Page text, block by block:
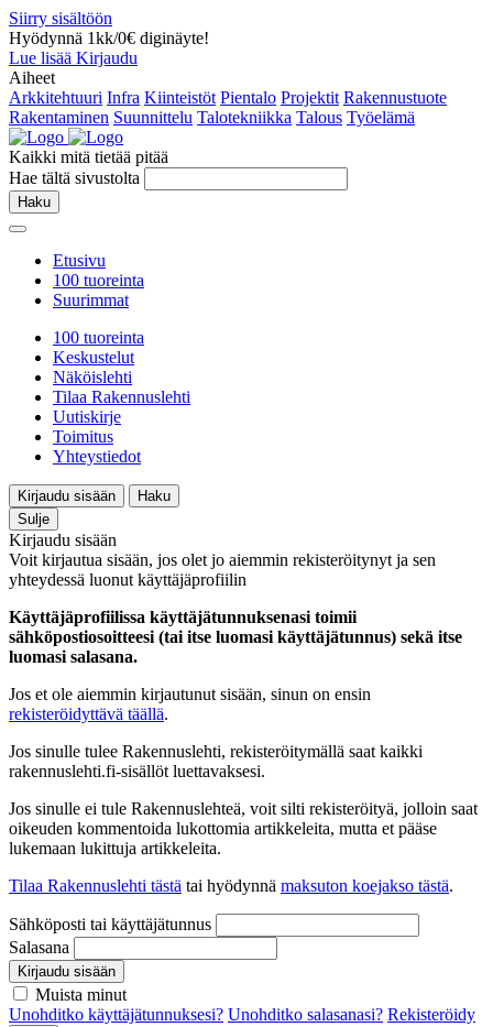
Siirry sisältöön
Hyödynnä 1kk/0€ diginäyte!
Lue lisää Kirjaudu
Aiheet
Arkkitehtuuri Infra Kiinteistöt Pientalo Projektit Rakennustuote
Rakentaminen Suunnittelu Talotekniikka Talous Työelämä
Kaikki mitä tietää pitää
Hae tältä sivustolta
Haku
Etusivu
100 tuoreinta
Suurimmat
100 tuoreinta
Keskustelut
Näköislehti
Tilaa Rakennuslehti
Uutiskirje
Toimitus
Yhteystiedot
Kirjaudu sisään
Haku
Sulje
Kirjaudu sisään
Voit kirjautua sisään, jos olet jo aiemmin rekisteröitynyt ja sen
yhteydessä luonut käyttäjäprofiilin
Käyttäjäprofiilissa käyttäjätunnuksenasi toimii
sähköpostiosoitteesi (tai itse luomasi käyttäjätunnus) sekä itse
luomasi salasana.
Jos et ole aiemmin kirjautunut sisään, sinun on ensin
rekisteröidyttävä täällä.
Jos sinulle tulee Rakennuslehti, rekisteröitymällä saat kaikki
rakennuslehti.fi-sisällöt luettavaksesi.
Jos sinulle ei tule Rakennuslehteä, voit silti rekisteröityä, jolloin saat
oikeuden kommentoida lukottomia artikkeleita, mutta et pääse
lukemaan lukittuja artikkeleita.
Tilaa Rakennuslehti tästä tai hyödynnä maksuton koejakso tästä.
Sähköposti tai käyttäjätunnus
Salasana
Kirjaudu sisään
Muista minut
Unohditko käyttäjätunnuksesi? Unohditko salasanasi? Rekisteröidy